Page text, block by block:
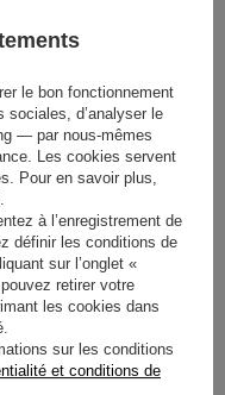
ENFANT OMP
(FIA) BLANC-BLEU
€
le bon fonctionnement
sociales, d’analyser le
— par nous-mêmes
Les cookies servent
Pour en savoir plus,
à l’enregistrement de
définir les conditions de
sur l’onglet «
retirer votre
les cookies dans
sur les conditions
et conditions de